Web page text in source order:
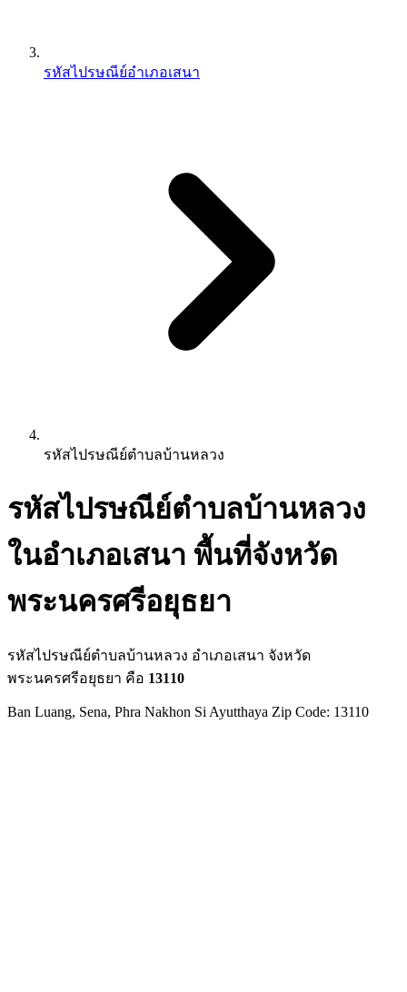
รหัสไปรษณีย์อำเภอเสนา
รหัสไปรษณีย์ตำบลบ้านหลวง
รหัสไปรษณีย์ตำบลบ้านหลวง
ในอำเภอเสนา พื้นที่จังหวัด
พระนครศรีอยุธยา
รหัสไปรษณีย์ตำบลบ้านหลวง อำเภอเสนา จังหวัด
พระนครศรีอยุธยา คือ 13110
Ban Luang, Sena, Phra Nakhon Si Ayutthaya Zip Code: 13110